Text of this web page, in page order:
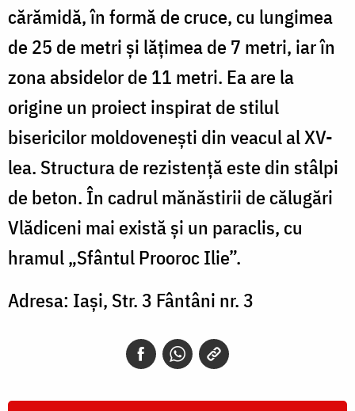
cărămidă, în formă de cruce, cu lungimea
de 25 de metri și lățimea de 7 metri, iar în
zona absidelor de 11 metri. Ea are la
origine un proiect inspirat de stilul
bisericilor moldovenești din veacul al XV-
lea. Structura de rezistență este din stâlpi
de beton.În cadrul mănăstirii de călugări
Vlădiceni mai există și un paraclis, cu
hramul „Sfântul Prooroc Ilie”.
Adresa: Iași, Str. 3 Fântâni nr. 3